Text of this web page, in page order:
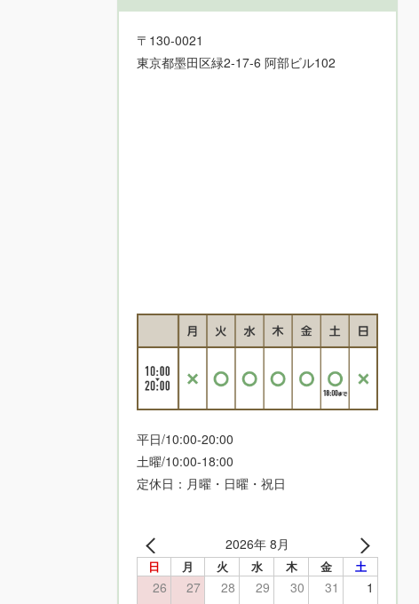
〒130-0021
東京都墨田区緑2-17-6 阿部ビル102
平日/10:00-20:00
土曜/10:00-18:00
定休日：月曜・日曜・祝日
2026年 8月
日 月 火 水 木 金 土
26 27 28 29 30 31 1